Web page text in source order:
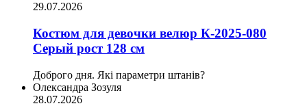
29.07.2026
Костюм для девочки велюр К-2025-080
Серый рост 128 см
Доброго дня. Які параметри штанів?
Олександра Зозуля
28.07.2026